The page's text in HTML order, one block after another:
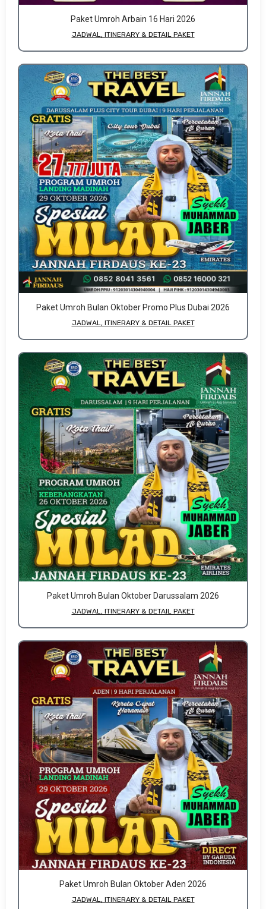
Paket Umroh Arbain 16 Hari 2026
JADWAL, ITINERARY & DETAIL PAKET
Paket Umroh Bulan Oktober Promo Plus Dubai 2026
JADWAL, ITINERARY & DETAIL PAKET
Paket Umroh Bulan Oktober Darussalam 2026
JADWAL, ITINERARY & DETAIL PAKET
Paket Umroh Bulan Oktober Aden 2026
JADWAL, ITINERARY & DETAIL PAKET